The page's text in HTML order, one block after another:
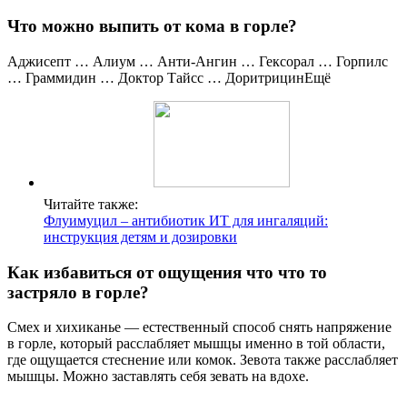
Что можно выпить от кома в горле?
Аджисепт … Алиум … Анти-Ангин … Гексорал … Горпилс
… Граммидин … Доктор Тайсс … ДоритрицинЕщё
Читайте также:
Флуимуцил – антибиотик ИТ для ингаляций:
инструкция детям и дозировки
Как избавиться от ощущения что что то
застряло в горле?
Смех и хихиканье — естественный способ снять напряжение
в горле, который расслабляет мышцы именно в той области,
где ощущается стеснение или комок. Зевота также расслабляет
мышцы. Можно заставлять себя зевать на вдохе.